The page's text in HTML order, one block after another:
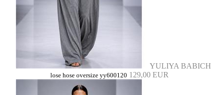
YULIYA BABICH
lose hose oversize yy600120 129,00 EUR